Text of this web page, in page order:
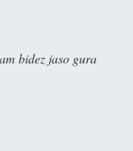
bidez jaso gura